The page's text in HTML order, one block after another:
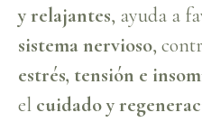
y relajantes, ayuda a
sistema nervioso,
estrés, tensión e
el cuidado y